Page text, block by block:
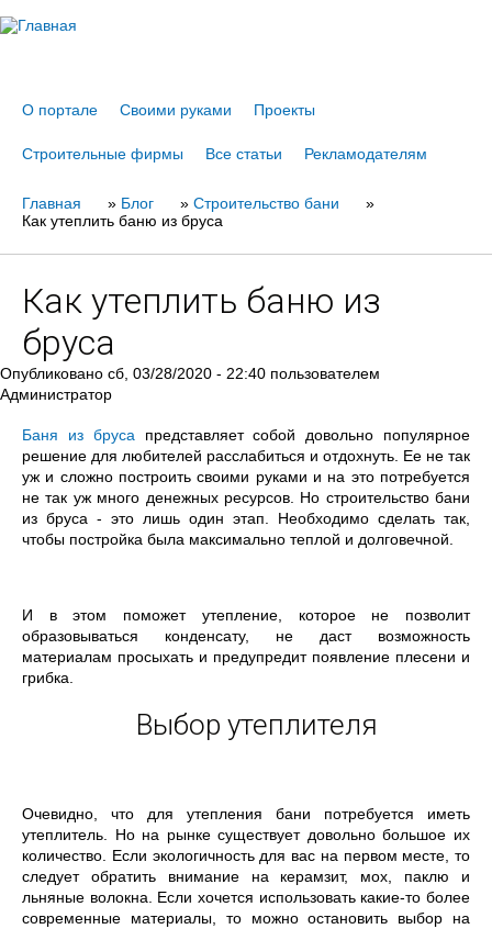
О портале Своими руками Проекты
Строительные фирмы Все статьи Рекламодателям
Вы
Главная » Блог » Строительство бани
»
Как утеплить баню из бруса
Как утеплить баню из
бруса
Опубликовано сб, 03/28/2020 - 22:40 пользователем
Администратор
Баня из бруса представляет собой довольно популярное
решение для любителей расслабиться и отдохнуть. Ее не так
уж и сложно построить своими руками и на это потребуется
не так уж много денежных ресурсов. Но строительство бани
из бруса - это лишь один этап. Необходимо сделать так,
чтобы постройка была максимально теплой и долговечной.
И в этом поможет утепление, которое не позволит
образовываться конденсату, не даст возможность
материалам просыхать и предупредит появление плесени и
грибка.
Выбор утеплителя
Очевидно, что для утепления бани потребуется иметь
утеплитель. Но на рынке существует довольно большое их
количество. Если экологичность для вас на первом месте, то
следует обратить внимание на керамзит, мох, паклю и
льняные волокна. Если хочется использовать какие-то более
современные материалы, то можно остановить выбор на